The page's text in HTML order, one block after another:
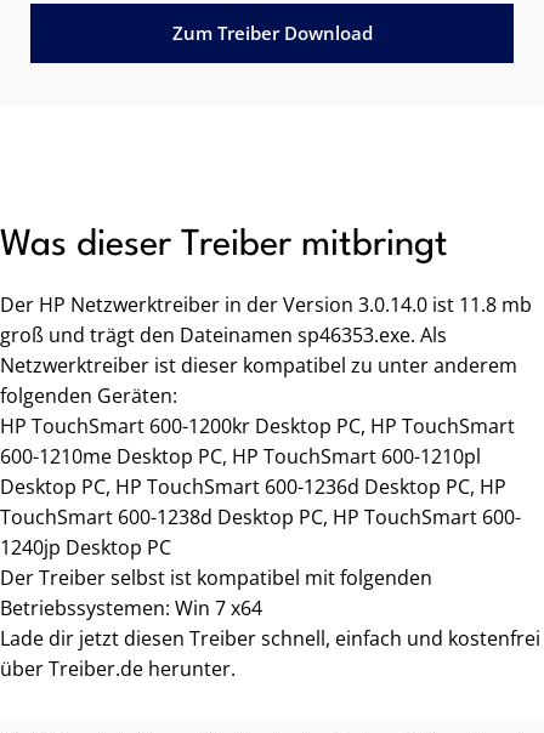
Zum Treiber Download
Was dieser Treiber mitbringt
Der HP Netzwerktreiber in der Version 3.0.14.0 ist 11.8 mb
groß und trägt den Dateinamen sp46353.exe. Als
Netzwerktreiber ist dieser kompatibel zu unter anderem
folgenden Geräten:
HP TouchSmart 600-1200kr Desktop PC, HP TouchSmart
600-1210me Desktop PC, HP TouchSmart 600-1210pl
Desktop PC, HP TouchSmart 600-1236d Desktop PC, HP
TouchSmart 600-1238d Desktop PC, HP TouchSmart 600-
1240jp Desktop PC
Der Treiber selbst ist kompatibel mit folgenden
Betriebssystemen: Win 7 x64
Lade dir jetzt diesen Treiber schnell, einfach und kostenfrei
über Treiber.de herunter.